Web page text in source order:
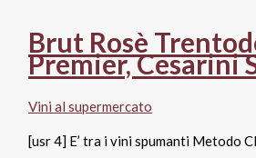
Storie
di
Vite,
Vis
Brut Rosè
Premier, Cesarini
Vini al supermercato
[usr 4] E’ tra i vini spumanti Metodo